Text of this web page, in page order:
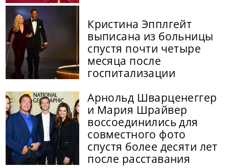
Кристина Эпплгейт
выписана из больницы
спустя почти четыре
месяца после
госпитализации
Арнольд Шварценеггер
и Мария Шрайвер
воссоединились для
совместного фото
спустя более десяти лет
после расставания